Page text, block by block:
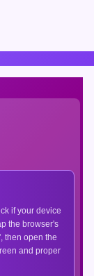
if your device
the browser's
then open the
and proper